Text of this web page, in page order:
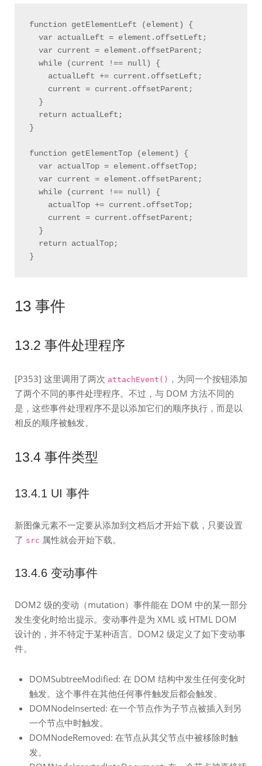
function getElementLeft (element) {
}
function getElementTop (element) {
13 事件
13.2 事件处理程序
[P353] 这里调用了两次 attachEvent() ，为同一个按钮添加
了两个不同的事件处理程序。不过，与 DOM 方法不同的
是，这些事件处理程序不是以添加它们的顺序执行，而是以
相反的顺序被触发。
13.4 事件类型
13.4.1 UI 事件
新图像元素不一定要从添加到文档后才开始下载，只要设置
了 src 属性就会开始下载。
13.4.6 变动事件
DOM2 级的变动（mutation）事件能在 DOM 中的某一部分
发生变化时给出提示。变动事件是为 XML 或 HTML DOM
设计的，并不特定于某种语言。DOM2 级定义了如下变动事
件。
DOMSubtreeModified: 在 DOM 结构中发生任何变化时
触发。这个事件在其他任何事件触发后都会触发。
DOMNodeInserted: 在一个节点作为子节点被插入到另
一个节点中时触发。
DOMNodeRemoved: 在节点从其父节点中被移除时触
发。